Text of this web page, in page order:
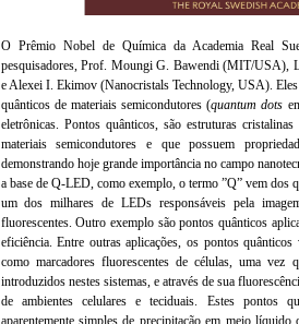
O Prêmio Nobel de Química da Academia Real
pesquisadores, Prof. Moungi G. Bawendi (MIT/USA),
e Alexei I. Ekimov (Nanocristals Technology, USA).
quânticos de materiais semicondutores (quantum dots
eletrônicas. Pontos quânticos, são estruturas
materiais semicondutores e que possuem
demonstrando hoje grande importância no campo
a base de Q-LED, como exemplo, o termo ”Q” vem dos q
um dos milhares de LEDs responsáveis pela
fluorescentes. Outro exemplo são pontos quânticos
eficiência. Entre outras aplicações, os pontos
como marcadores fluorescentes de células, uma vez
introduzidos nestes sistemas, e através de sua
de ambientes celulares e teciduais. Estes pontos
aparentemente simples de precipitação em meio